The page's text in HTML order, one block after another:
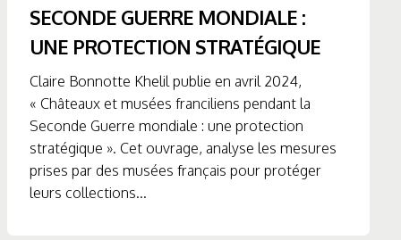
SECONDE GUERRE MONDIALE :
UNE PROTECTION STRATÉGIQUE
Claire Bonnotte Khelil publie en avril 2024,
« Châteaux et musées franciliens pendant la
Seconde Guerre mondiale : une protection
stratégique ». Cet ouvrage, analyse les mesures
prises par des musées français pour protéger
leurs collections...